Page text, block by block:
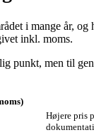
i mange år,
inkl. moms.
punkt, men til
Højere pris